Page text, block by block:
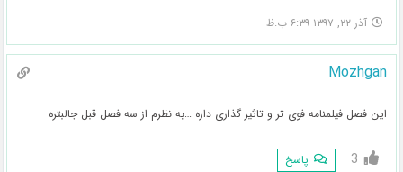
آذر ۲۲, ۱۳۹۷ ۶:۳۹ ب.ظ
Mozhgan
این فصل فیلمنامه فوی تر و تاثیر گذاری داره …به نظرم از سه فصل قبل جالبتره
3 پاسخ